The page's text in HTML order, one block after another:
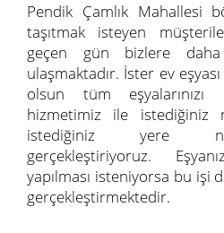
Pendik Çamlık Mahallesi
taşıtmak isteyen
geçen gün bizlere
ulaşmaktadır. İster ev
olsun tüm
hizmetimiz ile istediğiniz
istediğiniz yere
gerçekleştiriyoruz.
yapılması isteniyorsa bu işi
gerçekleştirmektedir.